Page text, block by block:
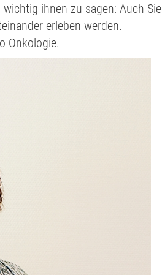
ihnen zu sagen: Auch Sie
erleben werden.
Onkologie.